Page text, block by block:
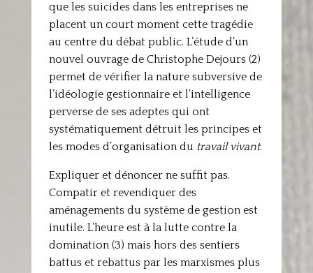
que les suicides dans les entreprises ne
placent un court moment cette tragédie
au centre du débat public. L’étude d’un
nouvel ouvrage de Christophe Dejours (2)
permet de vérifier la nature subversive de
l’idéologie gestionnaire et l’intelligence
perverse de ses adeptes qui ont
systématiquement détruit les principes et
les modes d’organisation du travail vivant.
Expliquer et dénoncer ne suffit pas.
Compatir et revendiquer des
aménagements du système de gestion est
inutile. L’heure est à la lutte contre la
domination (3) mais hors des sentiers
battus et rebattus par les marxismes plus